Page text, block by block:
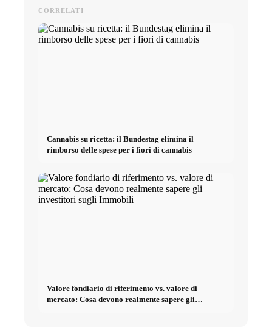
CORRELATI
Cannabis su ricetta: il Bundestag elimina il
rimborso delle spese per i fiori di cannabis
Valore fondiario di riferimento vs. valore di
mercato: Cosa devono realmente sapere gli